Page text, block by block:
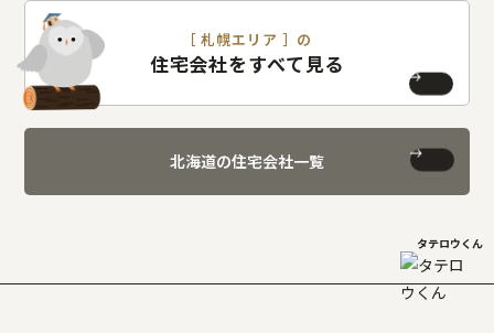
［ 札幌エリア ］の
住宅会社をすべて見る
北海道の住宅会社一覧
タテロウくん